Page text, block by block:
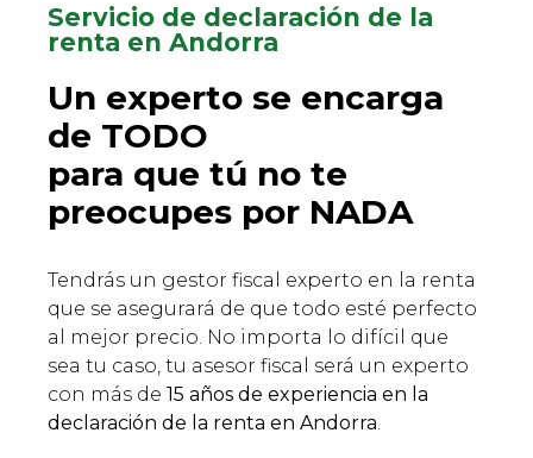
Servicio de declaración de la
renta en Andorra
Un experto se encarga
de TODO
para que tú no te
preocupes por NADA
Tendrás un gestor fiscal experto en la renta
que se asegurará de que todo esté perfecto
al mejor precio. No importa lo difícil que
sea tu caso, tu asesor fiscal será un experto
con más de 15 años de experiencia en la
declaración de la renta en Andorra